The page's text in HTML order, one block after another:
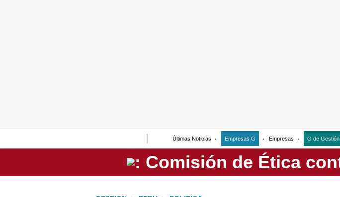
Últimas Noticias Empresas G Empresas G de Gestión
Perú